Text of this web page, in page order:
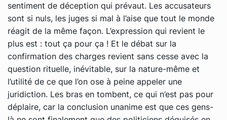
sentiment de déception qui prévaut. Les accusateurs
sont si nuls, les juges si mal à l’aise que tout le monde
réagit de la même façon. L’expression qui revient le
plus est : tout ça pour ça ! Et le débat sur la
confirmation des charges revient sans cesse avec la
question rituelle, inévitable, sur la nature-même et
l’utilité de ce que l’on ose à peine appeler une
juridiction. Les bras en tombent, ce qui n’est pas pour
déplaire, car la conclusion unanime est que ces gens-